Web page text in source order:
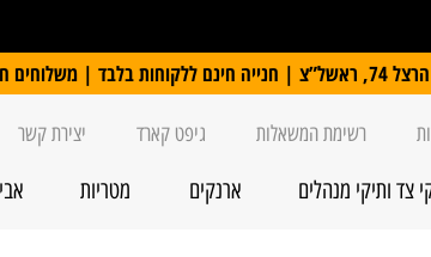
מעל 250 ₪
רשימת המשאלות גיפט קארד יצירת קשר
צד ותיקי מנהלים ארנקים מטריות